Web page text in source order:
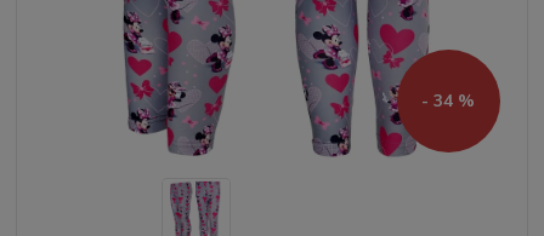
- 34 %